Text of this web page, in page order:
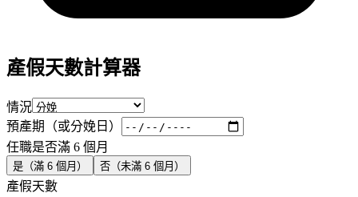
產假天數計算器
情況
預產期（或分娩日）
任職是否滿 6 個月
是（滿 6 個月） 否（未滿 6 個月）
產假天數